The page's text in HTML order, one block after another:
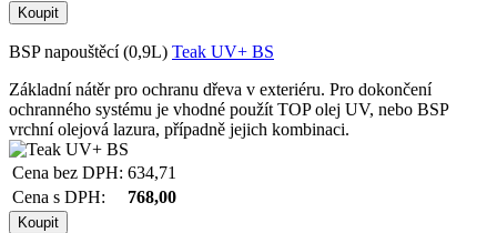
BSP napouštěcí (0,9L) Teak UV+ BS
Základní nátěr pro ochranu dřeva v exteriéru. Pro dokončení
ochranného systému je vhodné použít TOP olej UV, nebo BSP
vrchní olejová lazura, případně jejich kombinaci.
Cena bez DPH: 634,71
Cena s DPH:
768,00